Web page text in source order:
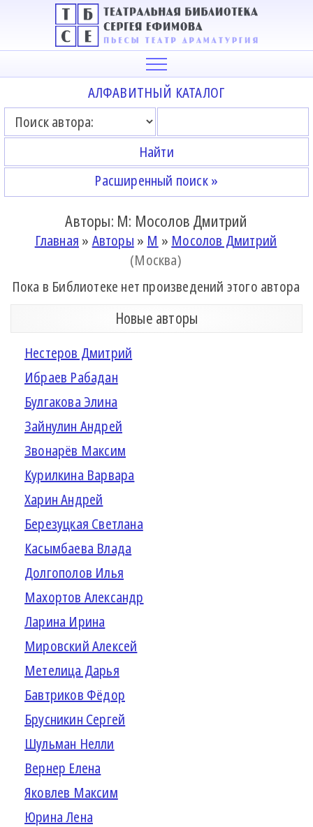
АЛФАВИТНЫЙ КАТАЛОГ
Расширенный поиск »
Авторы: М: Мосолов Дмитрий
Главная » Авторы » М » Мосолов Дмитрий
(Москва)
Пока в Библиотеке нет произведений этого автора
Новые авторы
Нестеров Дмитрий
Ибраев Рабадан
Булгакова Элина
Зайнулин Андрей
Звонарёв Максим
Курилкина Варвара
Харин Андрей
Березуцкая Светлана
Касымбаева Влада
Долгополов Илья
Махортов Александр
Ларина Ирина
Мировский Алексей
Метелица Дарья
Бавтриков Фёдор
Брусникин Сергей
Шульман Нелли
Вернер Елена
Яковлев Максим
Юрина Лена